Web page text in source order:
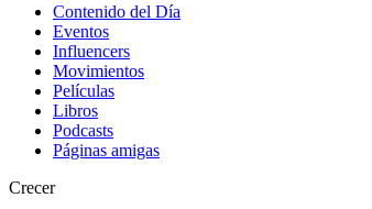
Contenido del Día
Eventos
Influencers
Movimientos
Películas
Libros
Podcasts
Páginas amigas
Crecer